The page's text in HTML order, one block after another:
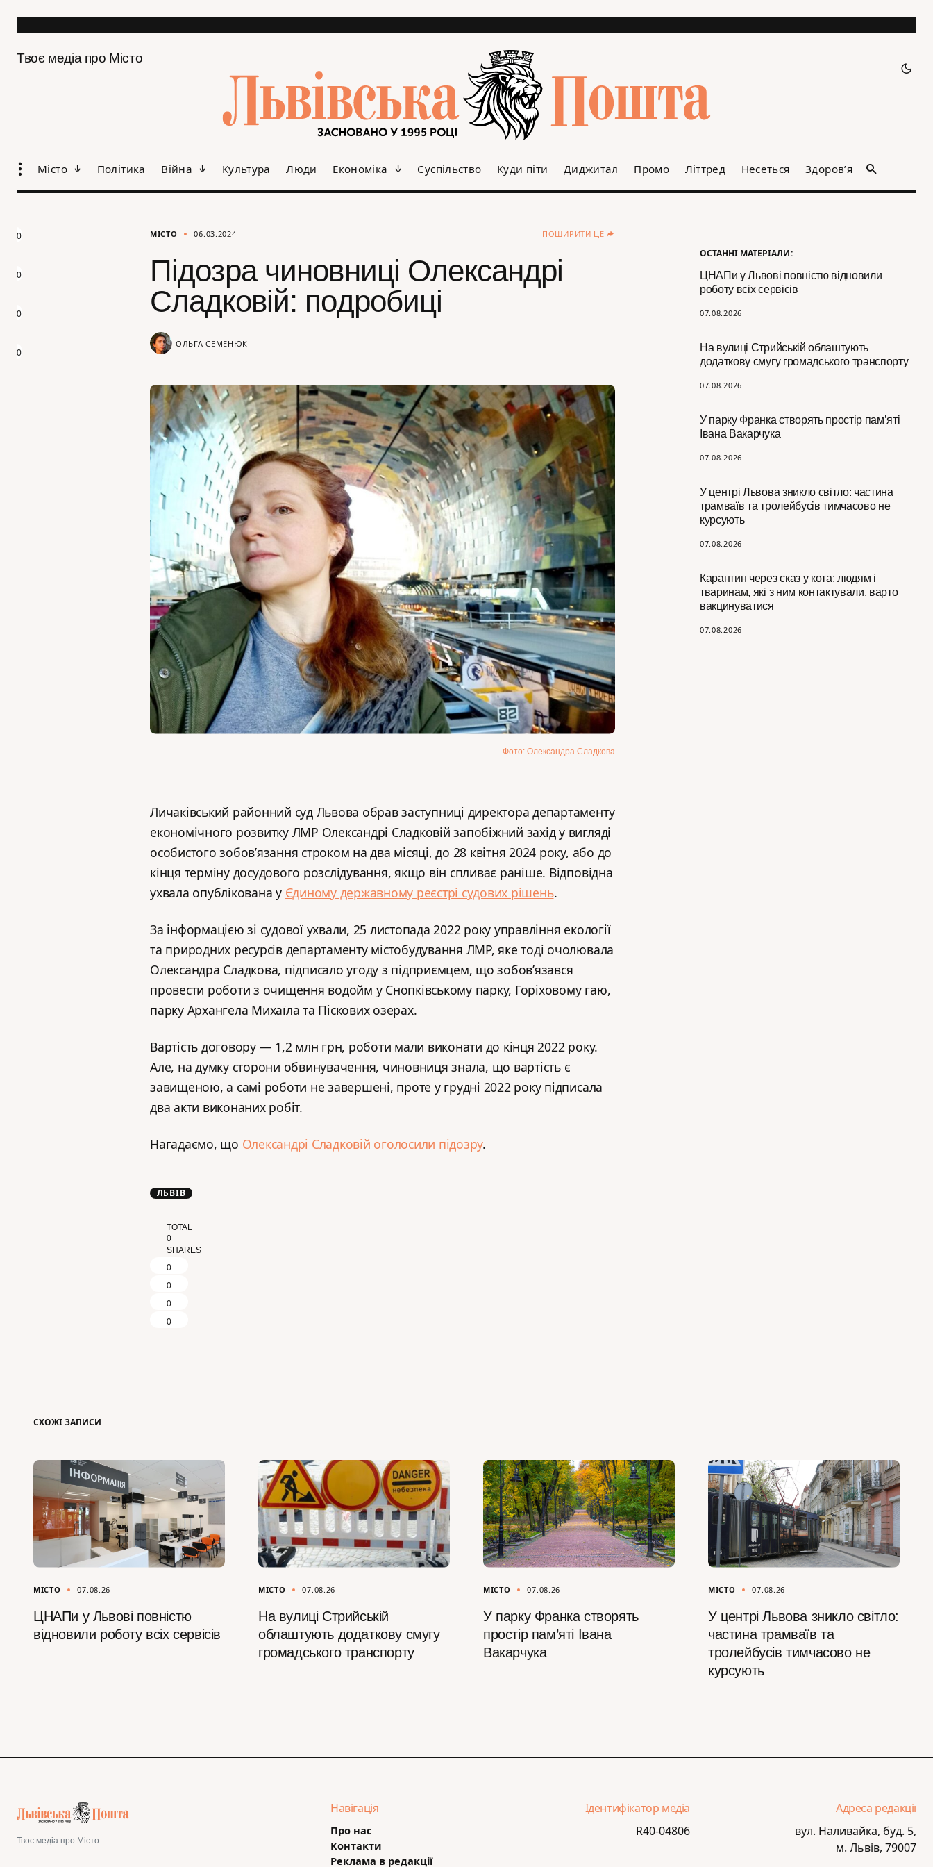
Твоє медіа про Місто
Місто Політика Війна Культура Люди Економіка Суспільство Куди піти Диджитал Промо Літтред Несеться Здоров’я
ОСТАННІ МАТЕРІАЛИ:
ЦНАПи у Львові повністю відновили
роботу всіх сервісів
07.08.2026
На вулиці Стрийській облаштують
додаткову смугу громадського транспорту
07.08.2026
У парку Франка створять простір пам’яті
Івана Вакарчука
07.08.2026
У центрі Львова зникло світло: частина
трамваїв та тролейбусів тимчасово не
курсують
07.08.2026
Карантин через сказ у кота: людям і
тваринам, які з ним контактували, варто
вакцинуватися
07.08.2026
МІСТО 06.03.2024 ПОШИРИТИ ЦЕ
Підозра чиновниці Олександрі
Сладковій: подробиці
ОЛЬГА СЕМЕНЮК
Фото: Олександра Сладкова
Личаківський районний суд Львова обрав заступниці директора департаменту
економічного розвитку ЛМР Олександрі Сладковій запобіжний захід у вигляді
особистого зобов’язання строком на два місяці, до 28 квітня 2024 року, або до
кінця терміну досудового розслідування, якщо він спливає раніше. Відповідна
ухвала опублікована у Єдиному державному реєстрі судових рішень.
За інформацією зі судової ухвали, 25 листопада 2022 року управління екології
та природних ресурсів департаменту містобудування ЛМР, яке тоді очолювала
Олександра Сладкова, підписало угоду з підприємцем, що зобов’язався
провести роботи з очищення водойм у Снопківському парку, Горіховому гаю,
парку Архангела Михаїла та Піскових озерах.
Вартість договору — 1,2 млн грн, роботи мали виконати до кінця 2022 року.
Але, на думку сторони обвинувачення, чиновниця знала, що вартість є
завищеною, а самі роботи не завершені, проте у грудні 2022 року підписала
два акти виконаних робіт.
Нагадаємо, що Олександрі Сладковій оголосили підозру.
ЛЬВІВ
TOTAL
0
SHARES
0
0
0
0
0
0
0
0
СХОЖІ ЗАПИСИ
МІСТО 07.08.26
ЦНАПи у Львові повністю
відновили роботу всіх сервісів
МІСТО 07.08.26
На вулиці Стрийській
облаштують додаткову смугу
громадського транспорту
МІСТО 07.08.26
У парку Франка створять
простір пам’яті Івана
Вакарчука
МІСТО 07.08.26
У центрі Львова зникло світло:
частина трамваїв та
тролейбусів тимчасово не
курсують
Твоє медіа про Місто
Навігація
Про нас
Контакти
Реклама в редакції
Ідентифікатор медіа
R40-04806
Адреса редакції
вул. Наливайка, буд. 5,
м. Львів, 79007